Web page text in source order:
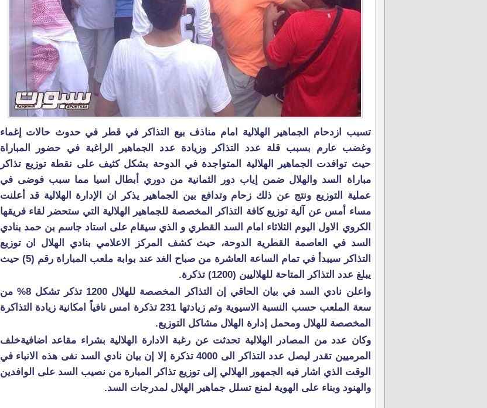
تسبب ازدحام الجماهير الهلالية امام مناذف بيع التذاكر في قطر في حدوث حالات إغماء
وغضب عارم بسبب قلة عدد التذاكر وزيادة عدد الجماهير الراغبة في حضور المباراة
حيث توافدت الجماهير الهلالية المتواجدة في الدوحة بشكل كثيف على نقطة توزيع تذاكر
مباراة السد والهلال ضمن إياب دور الثمانية من دوري أبطال اسيا مما سبب فوضى في
عملية التوزيع ونتج عن ذلك زحام وتدافع بين الجماهير يذكر ان الإدارة الهلالية قد أعلنت
مساء أمس عن آلية توزيع كافة التذاكر المخصصة للجماهير الهلالية التي ستحضر لقاء فريقها
الكروي الاول اليوم الثلاثاء امام السد القطري و الذي سيقام على استاد جاسم بن حمد بنادي
السد في العاصمة القطرية الدوحة، حيث كشف المركز الاعلامي بنادي الهلال ان توزيع
التذاكر سيبدأ في تمام الساعة العاشرة من صباح الغد عند بوابة ملعب المباراة رقم (5) حيث
يبلغ عدد التذاكر المتاحة للهلاليين (1200) تذكرة.
واعلن نادي السد في بيان الحاقي إن التذاكر المخصصة للهلال 1200 تذكر تشكل 8% من
سعة الملعب حسب النسبة الاسيوية وتم زيادتها 231 تذكرة امس نافياً امكانية زيادة التذاكرة
المخصصة للهلال ومحمل إدارة الهلال مشاكل التوزيع.
وكان عدد من المصادر الهلالية تحدثت عن رغبة الادارة الهلالية بشراء مقاعد اضافيةخلف
المرميين تقدر ليصل عدد التذاكر الى 4000 تذكرة إلا إن بيان نادي السد نفى هذه الانباء في
الوقت الذي اشار فيه الجمهور الهلالي إلى توزيع تذاكر المبارة من نصيب السد على الوافدين
والهنود وبناء على الهوية لمنع تسلل جماهير الهلال لمدرجات السد.